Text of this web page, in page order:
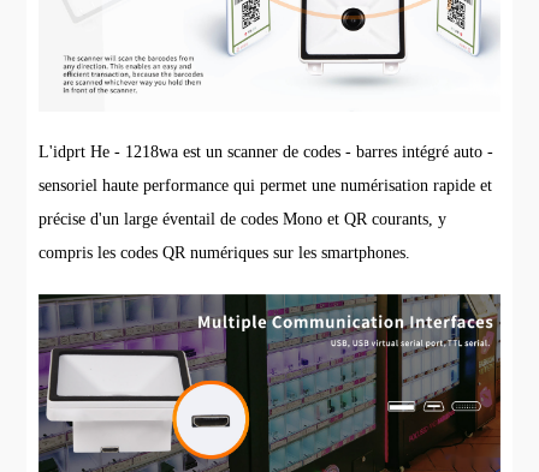
L'idprt He - 1218wa est un scanner de codes - barres intégré auto -
sensoriel haute performance qui permet une numérisation rapide et
précise d'un large éventail de codes Mono et QR courants, y
compris les codes QR numériques sur les smartphones.